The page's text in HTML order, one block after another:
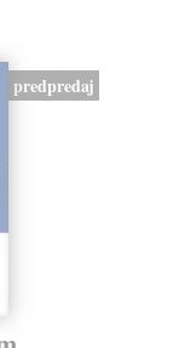
predpredaj